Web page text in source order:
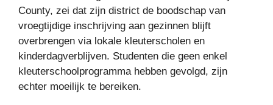
County, zei dat zijn district de boodschap van
vroegtijdige inschrijving aan gezinnen blijft
overbrengen via lokale kleuterscholen en
kinderdagverblijven. Studenten die geen enkel
kleuterschoolprogramma hebben gevolgd, zijn
echter moeilijk te bereiken.